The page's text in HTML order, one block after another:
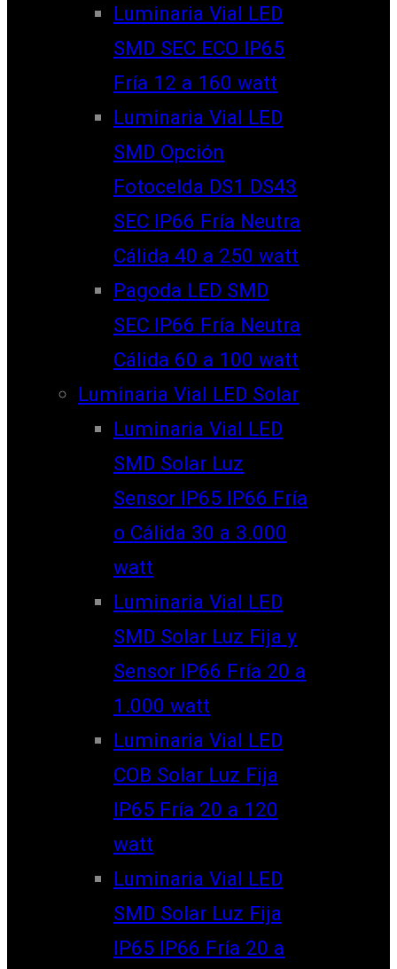
Luminaria Vial LED
SMD SEC ECO IP65
Fría 12 a 160 watt
Luminaria Vial LED
SMD Opción
Fotocelda DS1 DS43
SEC IP66 Fría Neutra
Cálida 40 a 250 watt
Pagoda LED SMD
SEC IP66 Fría Neutra
Cálida 60 a 100 watt
Luminaria Vial LED Solar
Luminaria Vial LED
SMD Solar Luz
Sensor IP65 IP66 Fría
o Cálida 30 a 3.000
watt
Luminaria Vial LED
SMD Solar Luz Fija y
Sensor IP66 Fría 20 a
1.000 watt
Luminaria Vial LED
COB Solar Luz Fija
IP65 Fría 20 a 120
watt
Luminaria Vial LED
SMD Solar Luz Fija
IP65 IP66 Fría 20 a